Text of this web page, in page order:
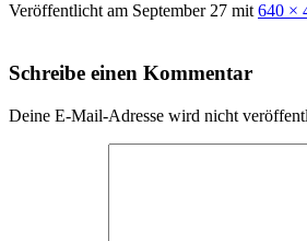
Veröffentlicht am September 27 mit 640 ×
Schreibe einen Kommentar
Deine E-Mail-Adresse wird nicht